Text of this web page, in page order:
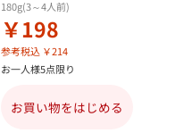
180g(3～4人前)
￥198
参考税込 ￥214
お一人様5点限り
お買い物をはじめる